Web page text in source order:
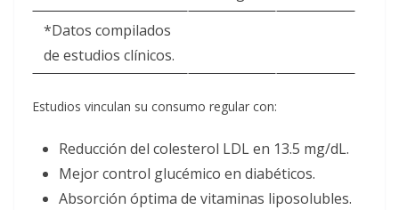
*Datos compilados
de estudios clínicos.
Estudios vinculan su consumo regular con:
Reducción del colesterol LDL en 13.5 mg/dL.
Mejor control glucémico en diabéticos.
Absorción óptima de vitaminas liposolubles.